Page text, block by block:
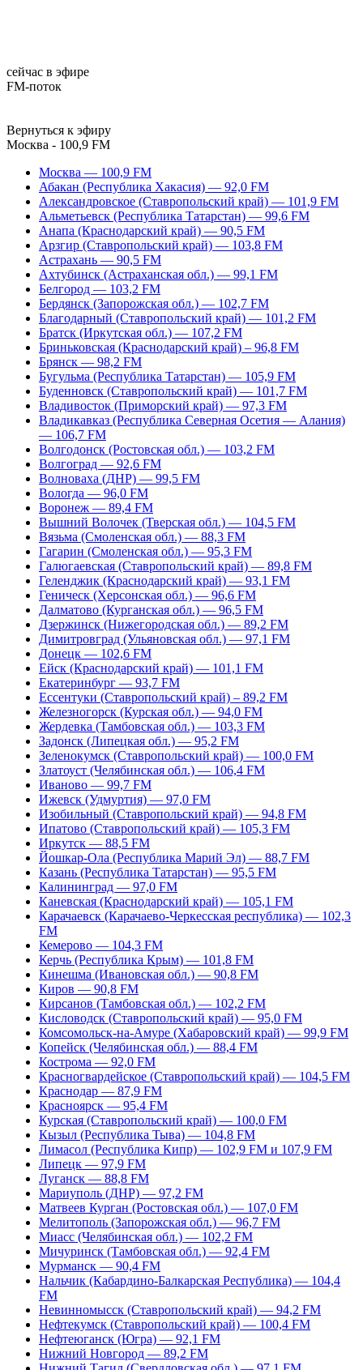
сейчас в эфире
FM-поток
Вернуться к эфиру
Москва - 100,9 FM
Москва — 100,9 FM
Абакан (Республика Хакасия) — 92,0 FM
Александровское (Ставропольский край) — 101,9 FM
Альметьевск (Республика Татарстан) — 99,6 FM
Анапа (Краснодарский край) — 90,5 FM
Арзгир (Ставропольский край) — 103,8 FM
Астрахань — 90,5 FM
Ахтубинск (Астраханская обл.) — 99,1 FM
Белгород — 103,2 FM
Бердянск (Запорожская обл.) — 102,7 FM
Благодарный (Ставропольский край) — 101,2 FM
Братск (Иркутская обл.) — 107,2 FM
Бриньковская (Краснодарский край) – 96,8 FM
Брянск — 98,2 FM
Бугульма (Республика Татарстан) — 105,9 FM
Буденновск (Ставропольский край) — 101,7 FM
Владивосток (Приморский край) — 97,3 FM
Владикавказ (Республика Северная Осетия — Алания)
— 106,7 FM
Волгодонск (Ростовская обл.) — 103,2 FM
Волгоград — 92,6 FM
Волноваха (ДНР) — 99,5 FM
Вологда — 96,0 FM
Воронеж — 89,4 FM
Вышний Волочек (Тверская обл.) — 104,5 FM
Вязьма (Смоленская обл.) — 88,3 FM
Гагарин (Смоленская обл.) — 95,3 FM
Галюгаевская (Ставропольский край) — 89,8 FM
Геленджик (Краснодарский край) — 93,1 FM
Геническ (Херсонская обл.) — 96,6 FM
Далматово (Курганская обл.) — 96,5 FM
Дзержинск (Нижегородская обл.) — 89,2 FM
Димитровград (Ульяновская обл.) — 97,1 FM
Донецк — 102,6 FM
Ейск (Краснодарский край) — 101,1 FM
Екатеринбург — 93,7 FM
Ессентуки (Ставропольский край) – 89,2 FM
Железногорск (Курская обл.) — 94,0 FM
Жердевка (Тамбовская обл.) — 103,3 FM
Задонск (Липецкая обл.) — 95,2 FM
Зеленокумск (Ставропольский край) — 100,0 FM
Златоуст (Челябинская обл.) — 106,4 FM
Иваново — 99,7 FM
Ижевск (Удмуртия) — 97,0 FM
Изобильный (Ставропольский край) — 94,8 FM
Ипатово (Ставропольский край) — 105,3 FM
Иркутск — 88,5 FM
Йошкар-Ола (Республика Марий Эл) — 88,7 FM
Казань (Республика Татарстан) — 95,5 FM
Калининград — 97,0 FM
Каневская (Краснодарский край) — 105,1 FM
Карачаевск (Карачаево-Черкесская республика) — 102,3
FM
Кемерово — 104,3 FM
Керчь (Республика Крым) — 101,8 FM
Кинешма (Ивановская обл.) — 90,8 FM
Киров — 90,8 FM
Кирсанов (Тамбовская обл.) — 102,2 FM
Кисловодск (Ставропольский край) — 95,0 FM
Комсомольск-на-Амуре (Хабаровский край) — 99,9 FM
Копейск (Челябинская обл.) — 88,4 FM
Кострома — 92,0 FM
Красногвардейское (Ставропольский край) — 104,5 FM
Краснодар — 87,9 FM
Красноярск — 95,4 FM
Курская (Ставропольский край) — 100,0 FM
Кызыл (Республика Тыва) — 104,8 FM
Лимасол (Республика Кипр) — 102,9 FM и 107,9 FM
Липецк — 97,9 FM
Луганск — 88,8 FM
Мариуполь (ДНР) — 97,2 FM
Матвеев Курган (Ростовская обл.) — 107,0 FM
Мелитополь (Запорожская обл.) — 96,7 FM
Миасс (Челябинская обл.) — 102,2 FM
Мичуринск (Тамбовская обл.) — 92,4 FM
Мурманск — 90,4 FM
Нальчик (Кабардино-Балкарская Республика) — 104,4
FM
Невинномысск (Ставропольский край) — 94,2 FM
Нефтекумск (Ставропольский край) — 100,4 FM
Нефтеюганск (Югра) — 92,1 FM
Нижний Новгород — 89,2 FM